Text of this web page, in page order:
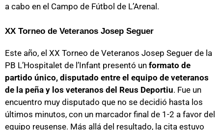
a cabo en el Campo de Fútbol de L’Arenal.
XX Torneo de Veteranos Josep Seguer
Este año, el XX Torneo de Veteranos Josep Seguer de la
PB L’Hospitalet de l’Infant presentó un formato de
partido único, disputado entre el equipo de veteranos
de la peña y los veteranos del Reus Deportiu. Fue un
encuentro muy disputado que no se decidió hasta los
últimos minutos, con un marcador final de 1-2 a favor del
equipo reusense. Más allá del resultado, la cita estuvo